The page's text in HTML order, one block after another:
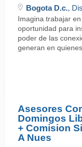
Bogota D.c.,
Imagina trabajar
oportunidad para
poder de las
generan en quienes
Asesores
Domingos
+ Comision
A Nues